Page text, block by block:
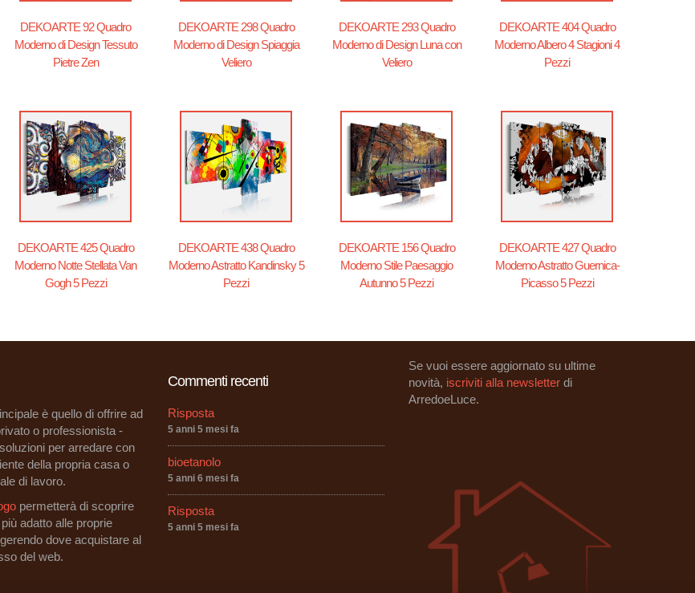
DEKOARTE 92 Quadro
Moderno di Design Tessuto
Pietre Zen
DEKOARTE 298 Quadro
Moderno di Design Spiaggia
Veliero
DEKOARTE 293 Quadro
Moderno di Design Luna con
Veliero
DEKOARTE 404 Quadro
Moderno Albero 4 Stagioni 4
Pezzi
DEKOARTE 425 Quadro
Moderno Notte Stellata Van
Gogh 5 Pezzi
DEKOARTE 438 Quadro
Moderno Astratto Kandinsky 5
Pezzi
DEKOARTE 156 Quadro
Moderno Stile Paesaggio
Autunno 5 Pezzi
DEKOARTE 427 Quadro
Moderno Astratto Guernica-
Picasso 5 Pezzi
è quello di offrire ad
o professionista -
per arredare con
della propria casa o
di lavoro.
permetterà di scoprire
adatto alle proprie
dove acquistare al
del web.
Commenti recenti
Risposta
5 anni 5 mesi fa
bioetanolo
5 anni 6 mesi fa
Risposta
5 anni 5 mesi fa
Se vuoi essere aggiornato su ultime
novità, iscriviti alla newsletter di
ArredoeLuce.